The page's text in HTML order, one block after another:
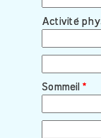
Activité
Sommeil *
Activité
Sommeil *